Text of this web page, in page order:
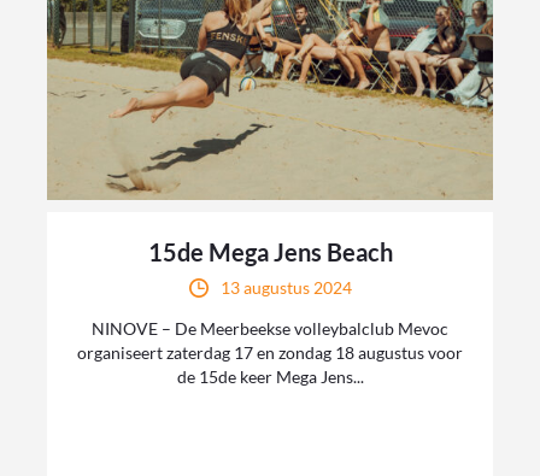
15de Mega Jens Beach
13 augustus 2024
NINOVE – De Meerbeekse volleybalclub Mevoc
organiseert zaterdag 17 en zondag 18 augustus voor
de 15de keer Mega Jens...